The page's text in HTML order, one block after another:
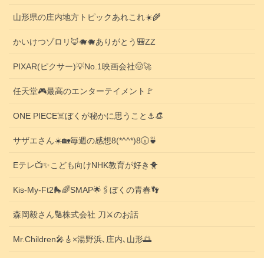
山形県の庄内地方トピックあれこれ☀️🌾
かいけつゾロリ🦊🐗🐗ありがとう🎒ZZ
PIXAR(ピクサー)💡No.1映画会社🤠🚀
任天堂🎮️最高のエンターテイメント🚩
ONE PIECE☠️ぼくが秘かに思うこと⚓️👒
サザエさん☀️🏡毎週の感想8(*^^*)8🕡️🍵
Eテレ📺️✨こども向けNHK教育が好き🐥
Kis-My-Ft2🛼🌈SMAP🌟🖇️ぼくの青春👣
森岡毅さん🔢株式会社 刀⚔️のお話
Mr.Children🎤🎸×湯野浜､庄内､山形🌅